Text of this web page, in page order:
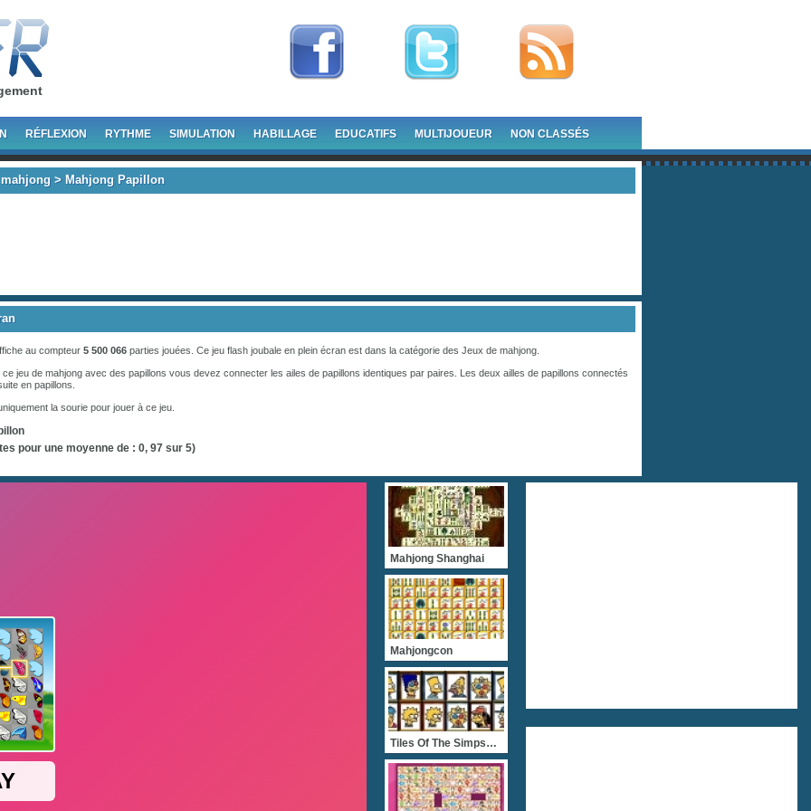
RÉFLEXION RYTHME SIMULATION HABILLAGE EDUCATIFS MULTIJOUEUR NON CLASSÉS
> Mahjong Papillon
au compteur 5 500 066 parties jouées. Ce jeu flash joubale en plein écran est dans la catégorie des Jeux de mahjong
jeu de mahjong avec des papillons vous devez connecter les ailes de papillons identiques par paires. Les deux ailles de papillons connectés
en papillons.
la sourie pour jouer à ce jeu.
pour une moyenne de : 0, 97 sur 5)
Mahjong Shanghai
Mahjongcon
Tiles Of The Simpsons